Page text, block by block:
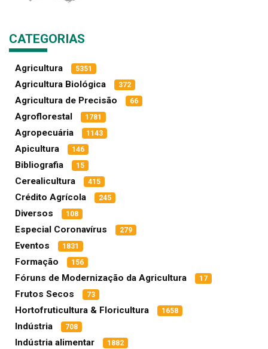
CATEGORIAS
Agricultura 5351
Agricultura Biológica 372
Agricultura de Precisão 66
Agroflorestal 1781
Agropecuária 1143
Apicultura 146
Bibliografia 15
Cerealicultura 415
Crédito Agrícola 245
Diversos 108
Especial Coronavírus 279
Eventos 1831
Formação 156
Fóruns de Modernização da Agricultura 17
Frutos Secos 73
Hortofruticultura & Floricultura 1658
Indústria 708
Indústria alimentar 1882